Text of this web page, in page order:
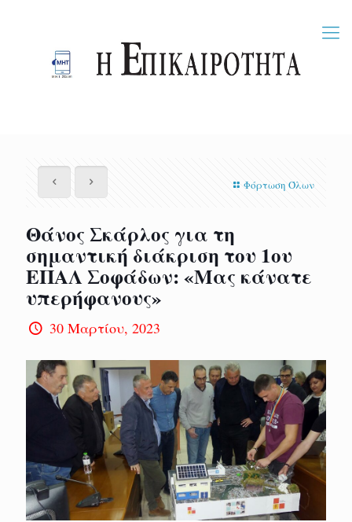
Φόρτωση Όλων
Θάνος Σκάρλος για τη
σημαντική διάκριση του 1ου
ΕΠΑΛ Σοφάδων: «Μας κάνατε
υπερήφανους»
30 Μαρτίου, 2023